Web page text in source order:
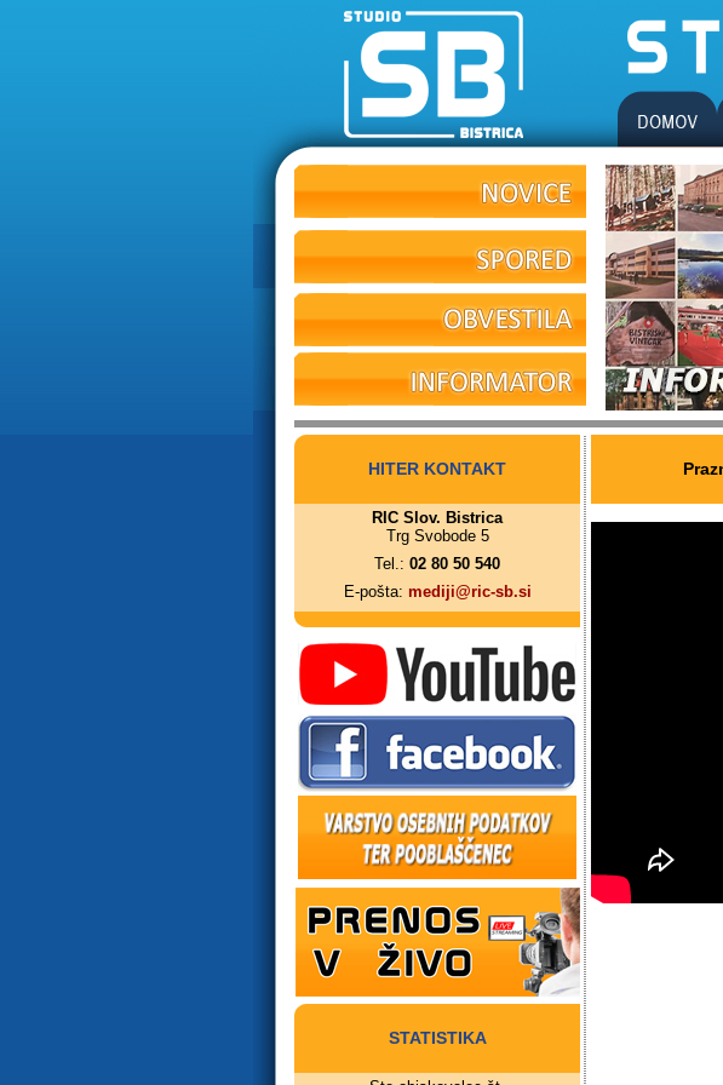
HITER KONTAKT
RIC Slov. Bistrica
Trg Svobode 5
Tel.: 02 80 50 540
E-pošta: mediji@ric-sb.si
STATISTIKA